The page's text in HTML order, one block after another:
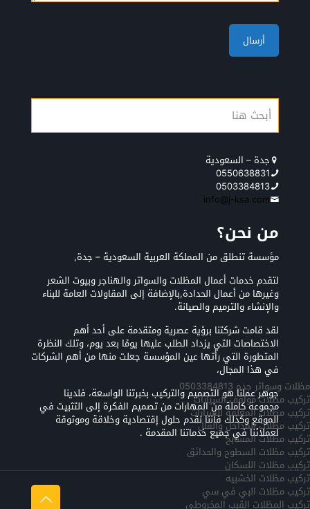
جدة – السعودية
0550638831
0503384813
info@j-ksa.com
من نحن؟
مؤسسة تنطلق من المملكة العربية السعودية – جدة,
لتقدم خدمات أعمال المظلات والسواتر والهناجر وبيوت الشعر
وغيرها من أعمال الحدادة,بالإضافة إلى المقاولات العامة للبناء
والإنشاء والترميم والصيانة.
لقد قامت شركتنا برؤية عصرية ومتقدمة على أحد أهم
الاختصاصات التي يزداد الطلب عليها يومًا بعد يوم، وتلك النظرة
المتطورة التي رأتها عين المؤسسة جعلت منها من أهم الشركات
في هذا المجال،
جوهر عملنا هو التصميم والتركيب بخبرتنا الواسعة، فلدينا
مجموعة كاملة من المهارات من تصميم الفكرة إلى التثبيت في
الموقع وكذلك فأننا نقدم حلول إقتصادية وخلاقة وموثوقة
لعملائنا في جميع خدماتنا المقدمة .
مظلات وسواتر جده 0503384813
تركيب مظلات مواقف السيارات
تركيب مظلات المعلقه للسيارات
تركيب مظلات المداخل والفلل
تركيب مظلات المسابح
تركيب مظلات السطوح والحدائق
تركيب مظلات اللسكان
تركيب مظلات الخشبيه
تركيب مظلات البي في سي
تركيب المظلات القبب المخروطي